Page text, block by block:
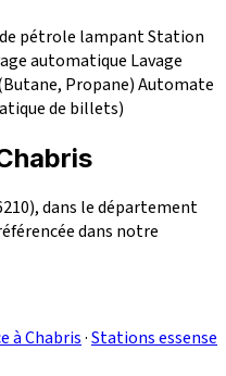
pétrole lampantStation
automatique Lavage
Propane)Automate
de billets)
dans le département
dans notre
à Chabris·Stations essense